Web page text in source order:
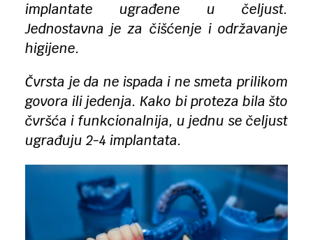
implantate ugrađene u čeljust.
Jednostavna je za čišćenje i održavanje
higijene.
Čvrsta je da ne ispada i ne smeta prilikom
govora ili jedenja. Kako bi proteza bila što
čvršća i funkcionalnija, u jednu se čeljust
ugrađuju 2-4 implantata.